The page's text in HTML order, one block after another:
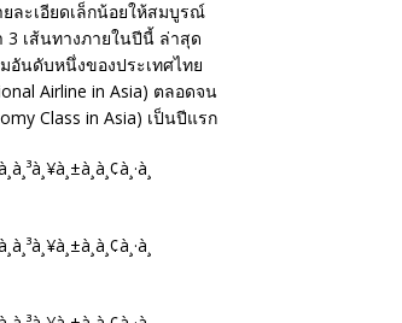
ละเอียดเล็กน้อยให้สมบูรณ์
3 เส้นทางภายในปีนี้ ล่าสุด
อันดับหนึ่งของประเทศไทย
Airline in Asia) ตลอดจน
Class in Asia) เป็นปีแรก